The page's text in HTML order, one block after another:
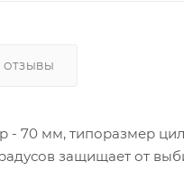
ОТЗЫВЫ
70 мм, типоразмер
защищает от